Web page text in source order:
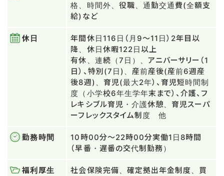
格、時間外、役職、通勤交通費(全額支
給)など
休日
年間休日116日（月9～11日）2年目以
降、休日休暇122日以上
有休、連続（7日）、アニバーサリー（1
日）、特別(7日)、産前産後(産前6週産
後8週)、育児(最大2年）、育児短時間制
度（小学校6年生学年末まで）、介護、フ
レキシブル育児・介護休憩、育児スーパ
ーフレックスタイム制度 他
勤務時間
10時00分～22時00分実働1日8時間
（早番・遅番の交代制勤務）
福利厚生
社会保険完備、確定拠出年金制度、買